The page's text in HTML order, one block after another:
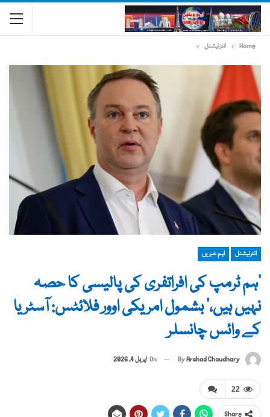
Home انٹرنیشنل
انٹرنیشنل اہم خبریں
‘ہم ٹرمپ کی افراتفری کی پالیسی کا حصہ
نہیں ہیں،’ بشمول امریکی اوور فلائٹس: آسٹریا
کے وائس چانسلر
ByArshad Chaudhary
On اپریل 4, 2026
22
Share